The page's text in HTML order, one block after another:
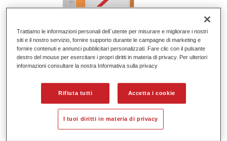
Permafleet® Industry 2K Reducer 6016
Trattiamo le informazioni personali dell`utente per misurare e migliorare i nostri
siti e il nostro servizio, fornire supporto durante le campagne di marketing e
fornire contenuti e annunci pubblicitari personalizzati. Fare clic con il pulsante
destro del mouse per esercitare i propri diritti in materia di privacy. Per ulteriori
informazioni consultare la nostra Informativa sulla privacy
Rifiuta tutti Accetta i cookie
I tuoi diritti in materia di privacy